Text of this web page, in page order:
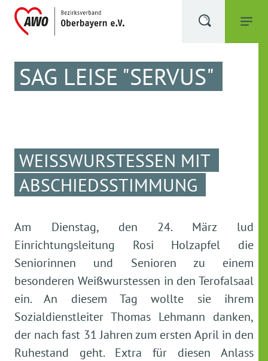
SAG LEISE "SERVUS"
WEISSWURSTESSEN MIT
ABSCHIEDSSTIMMUNG
Am Dienstag, den 24. März lud
Einrichtungsleitung Rosi Holzapfel die
Seniorinnen und Senioren zu einem
besonderen Weißwurstessen in den Terofalsaal
ein. An diesem Tag wollte sie ihrem
Sozialdienstleiter Thomas Lehmann danken,
der nach fast 31 Jahren zum ersten April in den
Ruhestand geht. Extra für diesen Anlass